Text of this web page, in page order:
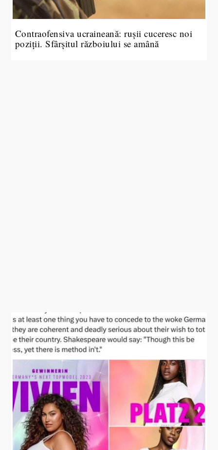
Contraofensiva ucraineană: rușii cuceresc noi
poziții. Sfârșitul războiului se amână